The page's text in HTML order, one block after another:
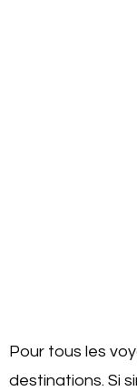
Pour tous les
destinations. Si